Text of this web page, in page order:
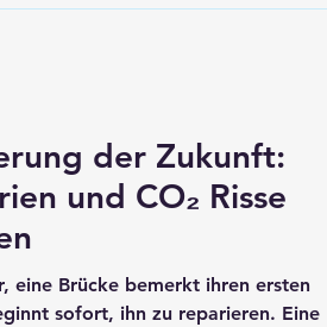
kann die Heizkosten in die Höhe
mindern.
der Zukunft:
und CO₂ Risse
eine Brücke bemerkt ihren ersten
sofort, ihn zu reparieren. Eine